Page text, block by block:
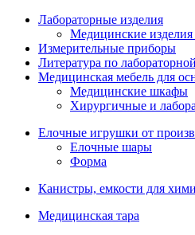
Лабораторные изделия
Медицинские
Измерительные приборы
Литература по
Медицинская мебель для
Медицинские шкафы
Хирургичные и
Елочные игрушки от
Елочные шары
Форма
Канистры, емкости для
Медицинская тара